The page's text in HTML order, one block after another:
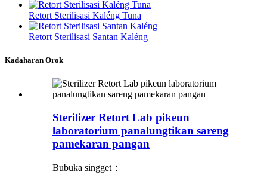
Retort Sterilisasi Kaléng Tuna
Retort Sterilisasi Santan Kaléng
Kadaharan Orok
Sterilizer Retort Lab pikeun
laboratorium panalungtikan sareng
pamekaran pangan
Bubuka singget：